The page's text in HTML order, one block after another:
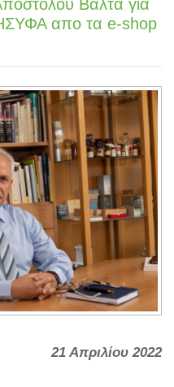
Βαλτά για
απο τα e-shop
21 Απριλίου 2022